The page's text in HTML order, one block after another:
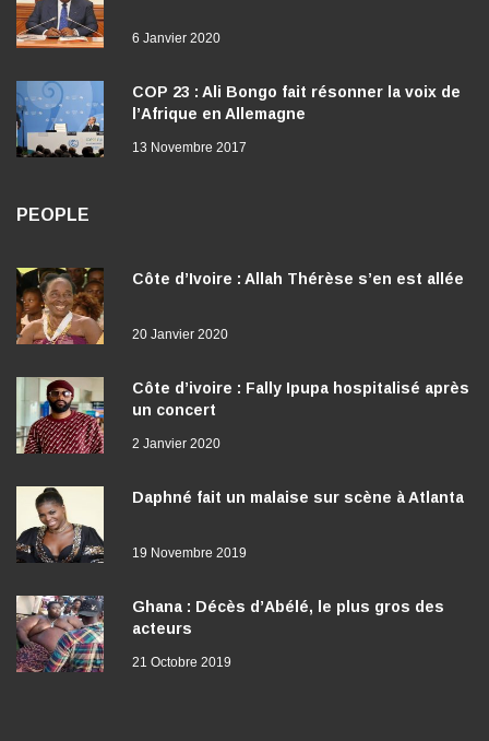
6 Janvier 2020
COP 23 : Ali Bongo fait résonner la voix de
l’Afrique en Allemagne
13 Novembre 2017
PEOPLE
Côte d’Ivoire : Allah Thérèse s’en est allée
20 Janvier 2020
Côte d’ivoire : Fally Ipupa hospitalisé après
un concert
2 Janvier 2020
Daphné fait un malaise sur scène à Atlanta
19 Novembre 2019
Ghana : Décès d’Abélé, le plus gros des
acteurs
21 Octobre 2019